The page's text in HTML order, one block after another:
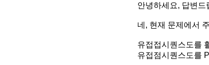
안녕하세요, 답변드
네, 현재 문제에서
유접접시퀀스도를
유접점시퀀스도를